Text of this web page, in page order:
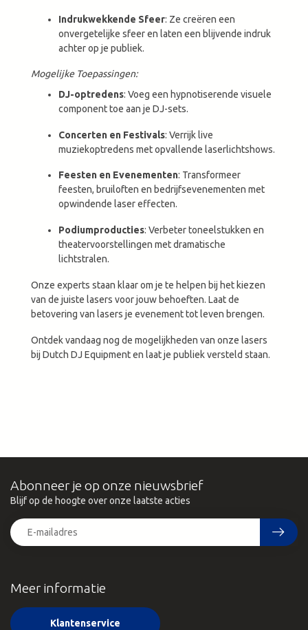
Indrukwekkende Sfeer: Ze creëren een
onvergetelijke sfeer en laten een blijvende indruk
achter op je publiek.
Mogelijke Toepassingen:
DJ-optredens: Voeg een hypnotiserende visuele
component toe aan je DJ-sets.
Concerten en Festivals: Verrijk live
muziekoptredens met opvallende laserlichtshows.
Feesten en Evenementen: Transformeer
feesten, bruiloften en bedrijfsevenementen met
opwindende laser effecten.
Podiumproducties: Verbeter toneelstukken en
theatervoorstellingen met dramatische
lichtstralen.
Onze experts staan klaar om je te helpen bij het kiezen
van de juiste lasers voor jouw behoeften. Laat de
betovering van lasers je evenement tot leven brengen.
Ontdek vandaag nog de mogelijkheden van onze lasers
bij Dutch DJ Equipment en laat je publiek versteld staan.
Meer informatie
Klantenservice
Abonneer je op onze nieuwsbrief
Blijf op de hoogte over onze laatste acties